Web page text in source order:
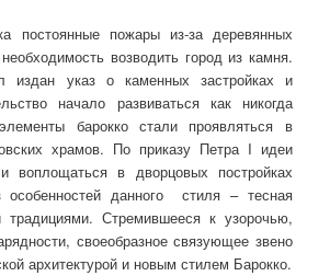
постоянные пожары из-за деревянных
возводить город из камня.
указ о каменных застройках и
начало развиваться как никогда
барокко стали проявляться в
храмов. По приказу Петра I идеи
воплощаться в дворцовых постройках
данного стиля – тесная
традициями. Стремившееся к узорочью,
своеобразное связующее звено
архитектурой и новым стилем Барокко.